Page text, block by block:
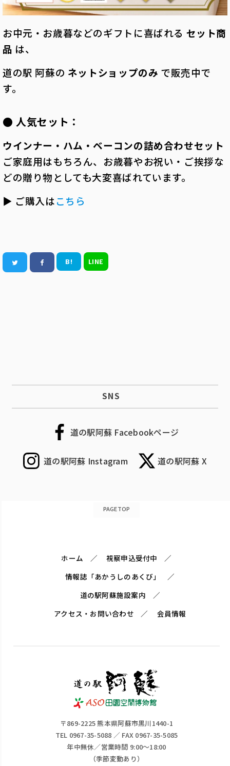
お中元・お歳暮などのギフトに喜ばれる セット商
品 は、
道の駅 阿蘇の ネットショップのみ で販売中で
す。
● 人気セット：
ウインナー・ハム・ベーコンの詰め合わせセット
ご家庭用はもちろん、お歳暮やお祝い・ご挨拶な
どの贈り物としても大変喜ばれています。
▶ ご購入はこちら
B! LINE
SNS
道の駅阿蘇 Facebookページ
道の駅阿蘇 Instagram 道の駅阿蘇 X
PAGETOP
ホーム
視察申込受付中
情報誌「あかうしのあくび」
道の駅阿蘇施設案内
アクセス・お問い合わせ
会員情報
〒869-2225 熊本県阿蘇市黒川1440-1
TEL 0967-35-5088 ／ FAX 0967-35-5085
年中無休／営業時間 9:00～18:00
（季節変動あり）